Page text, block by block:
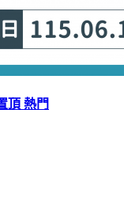
頂 熱門